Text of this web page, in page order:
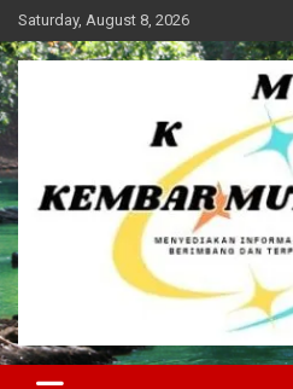
Skip
to
content
Saturday, August 8, 2026
Kembar Multi